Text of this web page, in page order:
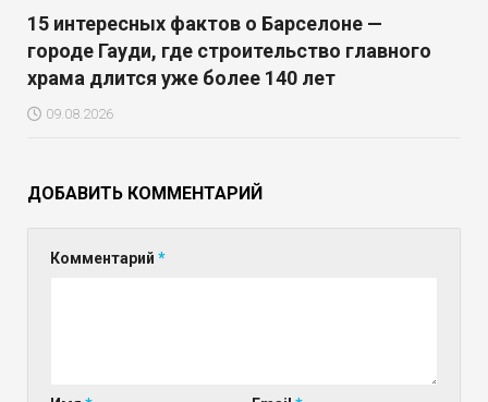
15 интересных фактов о Барселоне —
городе Гауди, где строительство главного
храма длится уже более 140 лет
09.08.2026
ДОБАВИТЬ КОММЕНТАРИЙ
Комментарий *